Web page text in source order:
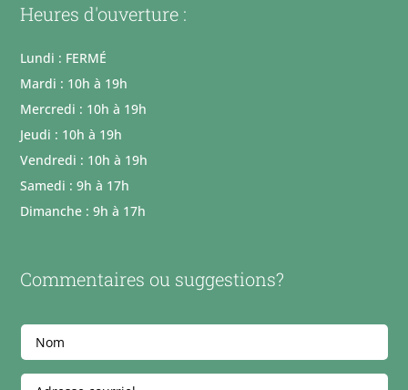
Heures d'ouverture :
Lundi : FERMÉ
Mardi : 10h à 19h
Mercredi : 10h à 19h
Jeudi : 10h à 19h
Vendredi : 10h à 19h
Samedi : 9h à 17h
Dimanche : 9h à 17h
Commentaires ou suggestions?